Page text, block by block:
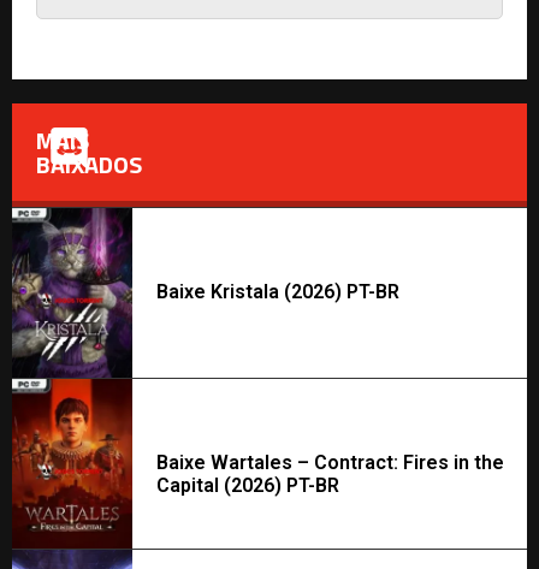
MAIS
BAIXADOS
Baixe Kristala (2026) PT-BR
Baixe Wartales – Contract: Fires in the
Capital (2026) PT-BR